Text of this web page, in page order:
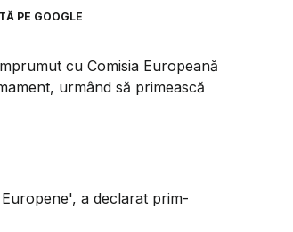
PE GOOGLE
cu Comisia Europeană
urmând să primească
a declarat prim-